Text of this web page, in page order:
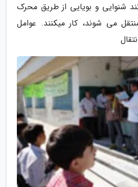
شنوایی و بویایی از طریق محرک
می شوند، کار میکنند. عوامل